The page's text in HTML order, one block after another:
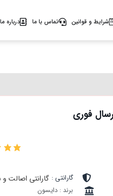
شرایط و قوانین تماس با ما درباره ما
گارانتی : گارانتی اصالت و
برند : دایسون